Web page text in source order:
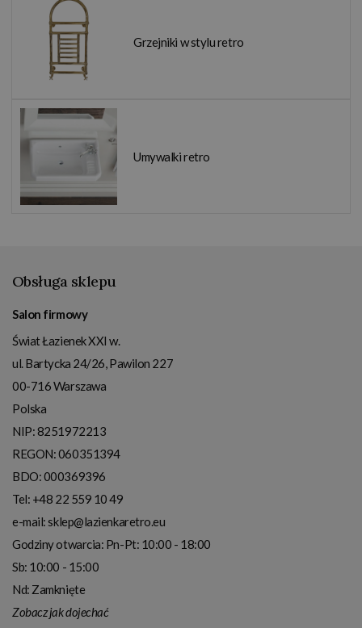
Grzejniki w stylu retro
Umywalki retro
Obsługa sklepu
Salon firmowy
Świat Łazienek XXI w.
ul. Bartycka 24/26, Pawilon 227
00-716Warszawa
Polska
NIP:8251972213
REGON: 060351394
BDO: 000369396
Tel: +48 22 559 10 49
e-mail:sklep@lazienkaretro.eu
Godziny otwarcia: Pn-Pt: 10:00 - 18:00
Sb: 10:00 - 15:00
Nd: Zamknięte
Zobacz jak dojechać